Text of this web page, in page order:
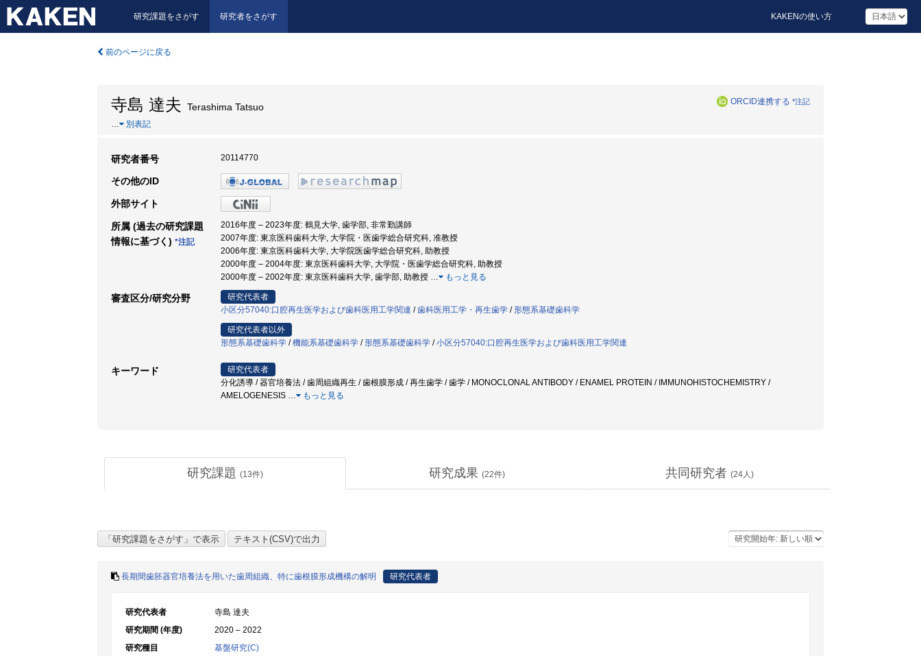
研究課題をさがす 研究者をさがす KAKENの使い方
前のページに戻る
寺島 達夫 Terashima Tatsuo ORCID連携する *注記
… 別表記
研究者番号 20114770
その他のID
外部サイト
所属 (過去の研究課題
情報に基づく) *注記
2016年度 – 2023年度: 鶴見大学, 歯学部, 非常勤講師
2007年度: 東京医科歯科大学, 大学院・医歯学総合研究科, 准教授
2006年度: 東京医科歯科大学, 大学院医歯学総合研究科, 助教授
2000年度 – 2004年度: 東京医科歯科大学, 大学院・医歯学総合研究科, 助教授
2000年度 – 2002年度: 東京医科歯科大学, 歯学部, 助教授 … もっと見る
審査区分/研究分野
研究代表者
小区分57040:口腔再生医学および歯科医用工学関連 /歯科医用工学・再生歯学 /形態系基礎歯科学
研究代表者以外
形態系基礎歯科学 /機能系基礎歯科学 /形態系基礎歯科学 /小区分57040:口腔再生医学および歯科医用工学関連
キーワード
研究代表者
分化誘導 / 器官培養法 / 歯周組織再生 / 歯根膜形成 / 再生歯学 / 歯学 / MONOCLONAL ANTIBODY / ENAMEL PROTEIN / IMMUNOHISTOCHEMISTRY /
AMELOGENESIS … もっと見る
研究課題 (13件) 研究成果 (22件) 共同研究者 (24人)
長期間歯胚器官培養法を用いた歯周組織、特に歯根膜形成機構の解明 研究代表者
研究代表者
寺島 達夫
研究期間 (年度)
2020 – 2022
研究種目
基盤研究(C)